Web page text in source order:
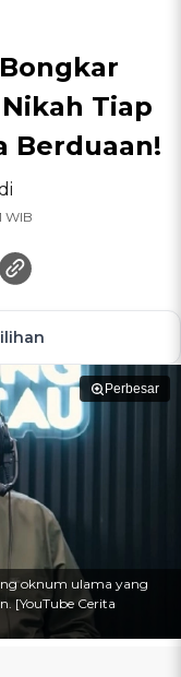
Tiap
Berduaan!
WIB
Perbesar
oknum ulama yang
[YouTube Cerita